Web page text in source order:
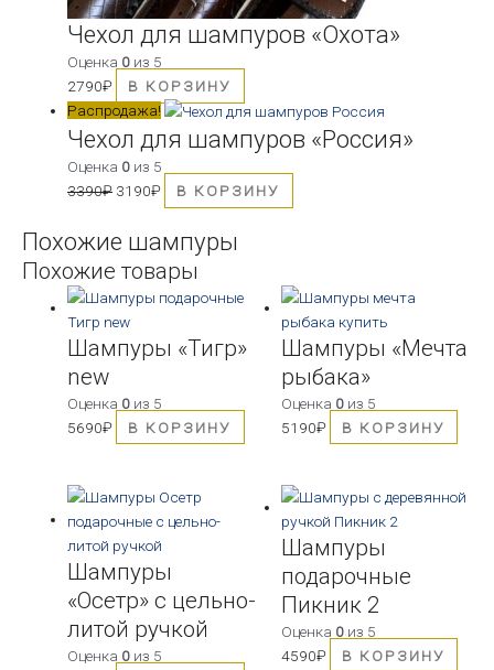
Чехол для шампуров «Охота»
Оценка 0 из 5
2790₽
В КОРЗИНУ
Распродажа!
Чехол для шампуров «Россия»
Оценка 0 из 5
3390₽
Первоначальная
цена
составляла
3390₽.
3190₽
Текущая
цена:
В КОРЗИНУ
Похожие шампуры
Похожие товары
Шампуры «Тигр»
new
Оценка 0 из 5
5690₽ В КОРЗИНУ
Шампуры «Мечта
рыбака»
Оценка 0из 5
5190₽ В КОРЗИНУ
Шампуры
«Осетр» с цельно-
литой ручкой
Оценка 0 из 5
Шампуры
подарочные
Пикник 2
Оценка 0из 5
4590₽ В КОРЗИНУ